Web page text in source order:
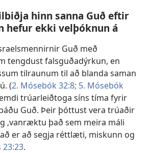
hinn sanna Guð eftir
hefur ekki velþóknun á
Guð með
tengdust falsguðadýrkun, en
tilraunum til að blanda saman
(2. Mósebók 32:8; 5. Mósebók
trúarleiðtoga síns tíma fyrir
Guð. Þeir þóttust vera trúaðir
‚vanræktu það sem meira máli
er að segja réttlæti, miskunn og
.